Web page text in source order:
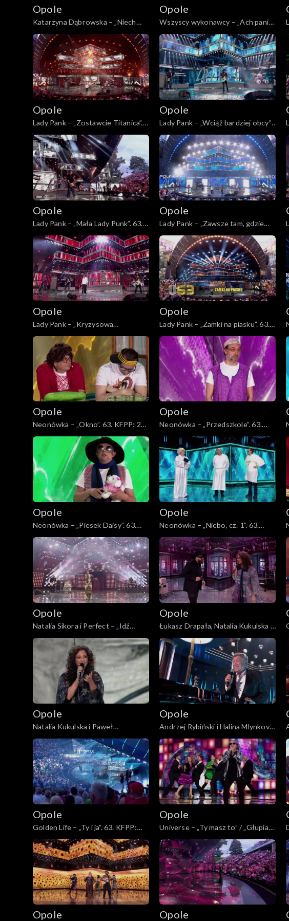
Opole 2009
Opole 2008
Opole 2007
Opole 2006
Opole 2005
Opole 2004
Majewska & Korcz okrągłe 45!
Opolskie archiwum
Opole 2003
Opole
Katarzyna Dąbrowska – „Niech
żyje bal”. 63. KFPP: „Kiedy mnie już
nie będzie...”. Koncert w hołdzie
Magdzie Umer i Agnieszce
Osieckiej
Opole
Wszyscy wykonawcy – „Ach panie,
panowie”. 63. KFPP: „Kiedy mnie
już nie będzie...”. Koncert w
hołdzie Magdzie Umer i Agnieszce
Osieckiej
Opole
Lady Pank – „Zostawcie Titanica”.
63. KFPP: Jubileusz 45-lecia
zespołu Lady Pank
Opole
Lady Pank – „Wciąż bardziej obcy”.
63. KFPP: Jubileusz 45-lecia
zespołu Lady Pank
Opole
Lady Pank – „Mała Lady Punk”. 63.
KFPP: Jubileusz 45-lecia zespołu
Lady Pank
Opole
Lady Pank – „Zawsze tam, gdzie
Ty”. 63. KFPP: Jubileusz 45-lecia
zespołu Lady Pank
Opole
Lady Pank – „Kryzysowa
narzeczona”. 63. KFPP: Jubileusz
45-lecia zespołu Lady Pank
Opole
Lady Pank – „Zamki na piasku”. 63.
KFPP: Jubileusz 45-lecia zespołu
Lady Pank
Opole
Neonówka – „Okno”. 63. KFPP: 26
lat kabaretu Neo-Nówka
Opole
Neonówka – „Przedszkole”. 63.
KFPP: 26 lat kabaretu Neo-Nówka
Opole
Neonówka – „Piesek Daisy”. 63.
KFPP: 26 lat kabaretu Neo-Nówka
Opole
Neonówka – „Niebo, cz. 1”. 63.
KFPP: 26 lat kabaretu Neo-Nówka
Opole
Natalia Sikora i Perfect – „Idź
precz”. 63. KFPP: Koncert
„Autobiografia. Jubileusz Bogdana
Olewicza”
Opole
Łukasz Drapała, Natalia Kukulska i
Perfect – „Niewiele ci mogę dać”.
63. KFPP: Koncert „Autobiografia.
Jubileusz Bogdana Olewicza”
Opole
Natalia Kukulska i Paweł
Tomaszewski – „Tylko mnie poproś
do tańca”. 63. KFPP: Koncert
„Autobiografia. Jubileusz Bogdana
Olewicza”
Opole
Andrzej Rybiński i Halina Mlynkova
– „Czas relaksu”. 63. KFPP:
Koncert „Autobiografia. Jubileusz
Bogdana Olewicza”
Opole
Golden Life – „Ty i ja”. 63. KFPP:
Koncert „Autobiografia. Jubileusz
Bogdana Olewicza”
Opole
Universe – „Ty masz to” / „Głupia
żaba”. 63. KFPP: Koncert
„Autobiografia. Jubileusz Bogdana
Olewicza”
Opole Opole